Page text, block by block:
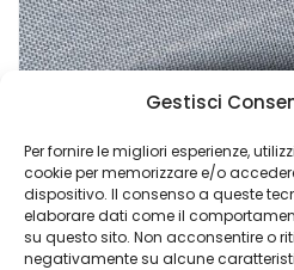
Gestisci
Per fornire le migliori esperienze,
cookie per memorizzare e/o
dispositivo. Il consenso a queste
elaborare dati come il
su questo sito. Non acconsentire o
negativamente su alcune
Tessuto Panda 169
45,90